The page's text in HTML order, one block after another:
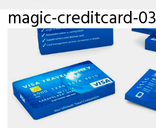
magic-creditcard-03